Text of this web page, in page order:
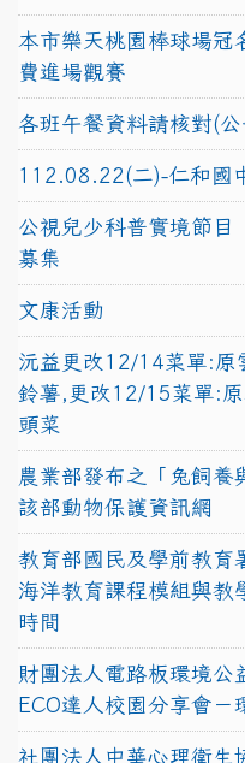
本市樂天桃園棒球場冠
費進場觀賽
各班午餐資料請核對(
112.08.22(二)-仁和國
公視兒少科普實境節
募集
文康活動
沅益更改12/14菜單:原
鈴薯,更改12/15菜單:
頭菜
農業部發布之「兔飼養
該部動物保護資訊網
教育部國民及學前教育
海洋教育課程模組與教
時間
財團法人電路板環境公
ECO達人校園分享會－
社團法人中華心理衛生